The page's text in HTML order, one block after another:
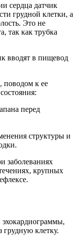
сердца датчик
грудной клетки, а
Это не
так как трубка
вводят в пищевод
поводом к ее
перед
структуры и
заболеваниях
крупных
грудную клетку.